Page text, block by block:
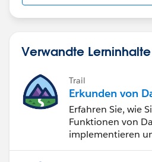
Verwandte Lerninhalte
Trail
Erkunden von
Erfahren Sie, wie
Funktionen von
implementieren